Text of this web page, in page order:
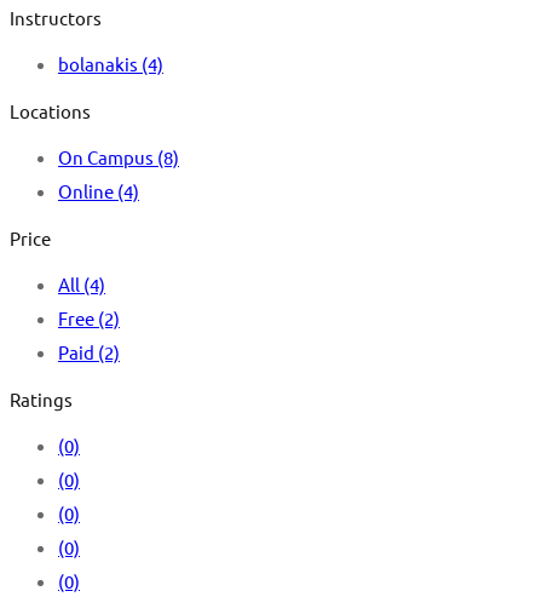
Instructors
bolanakis (4)
Locations
On Campus (8)
Online (4)
Price
All (4)
Free (2)
Paid (2)
Ratings
(0)
(0)
(0)
(0)
(0)